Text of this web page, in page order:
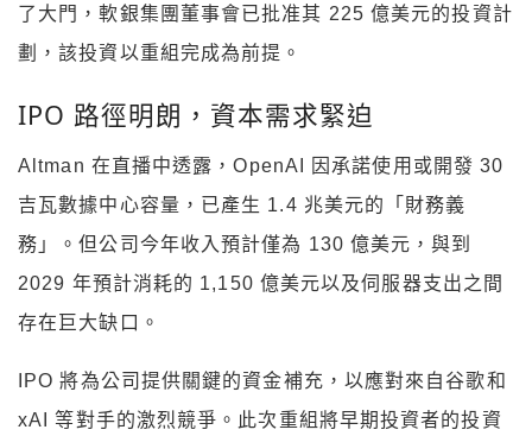
了大門，軟銀集團董事會已批准其 225 億美元的投資計
劃，該投資以重組完成為前提。
IPO 路徑明朗，資本需求緊迫
Altman 在直播中透露，OpenAI 因承諾使用或開發 30
吉瓦數據中心容量，已產生 1.4 兆美元的「財務義
務」。但公司今年收入預計僅為 130 億美元，與到
2029 年預計消耗的 1,150 億美元以及伺服器支出之間
存在巨大缺口。
IPO 將為公司提供關鍵的資金補充，以應對來自谷歌和
xAI 等對手的激烈競爭。此次重組將早期投資者的投資